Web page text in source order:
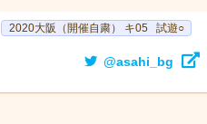
2020大阪（開催自粛） キ05 試遊○
@asahi_bg